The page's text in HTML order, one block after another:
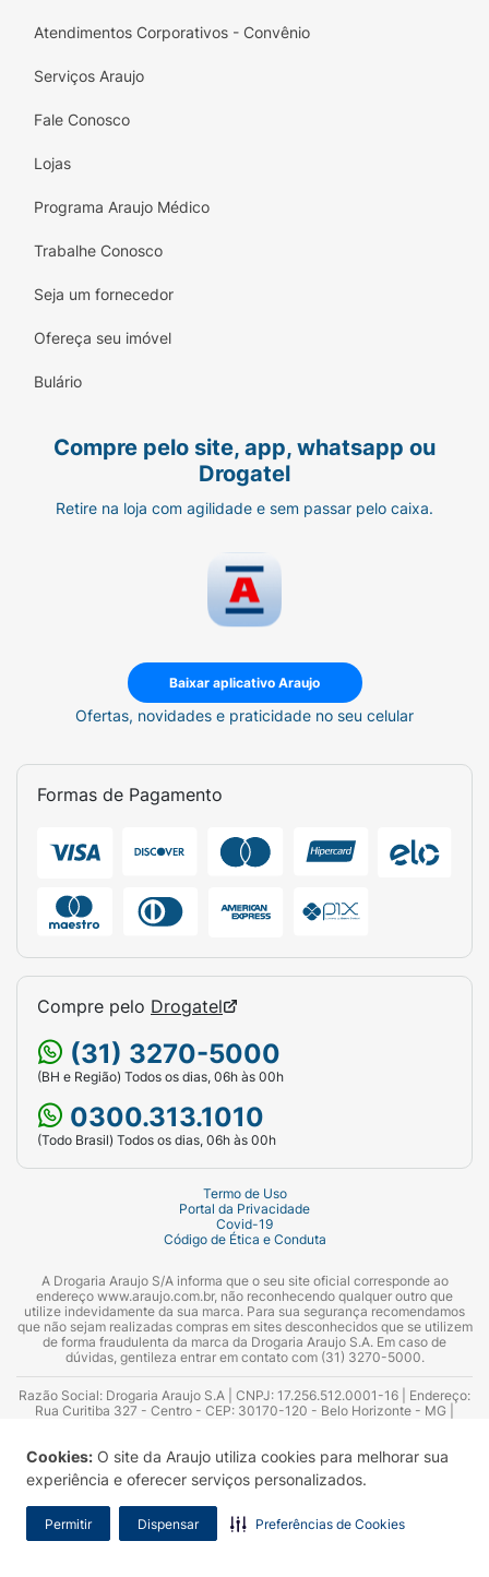
Cookies: O site da Araujo utiliza cookies para melhorar sua
experiência e oferecer serviços personalizados.
Permitir Dispensar Preferências de Cookies
Atendimentos Corporativos - Convênio
Serviços Araujo
Fale Conosco
Lojas
Programa Araujo Médico
Trabalhe Conosco
Seja um fornecedor
Ofereça seu imóvel
Bulário
Compre pelo site, app, whatsapp ou
Drogatel
Retire na loja com agilidade e sem passar pelo caixa.
Baixar aplicativo Araujo
Ofertas, novidades e praticidade no seu celular
Formas de Pagamento
Compre pelo Drogatel
(31) 3270-5000
(BH e Região) Todos os dias, 06h às 00h
0300.313.1010
(Todo Brasil) Todos os dias, 06h às 00h
Termo de Uso
Portal da Privacidade
Covid-19
Código de Ética e Conduta
A Drogaria Araujo S/A informa que o seu site oficial corresponde ao
endereço www.araujo.com.br, não reconhecendo qualquer outro que
utilize indevidamente da sua marca. Para sua segurança recomendamos
que não sejam realizadas compras em sites desconhecidos que se utilizem
de forma fraudulenta da marca da Drogaria Araujo S.A. Em caso de
dúvidas, gentileza entrar em contato com (31) 3270-5000.
Razão Social: Drogaria Araujo S.A | CNPJ: 17.256.512.0001-16 | Endereço:
Rua Curitiba 327 - Centro - CEP: 30170-120 - Belo Horizonte - MG |
Azevedo Guimarães – CRF 10.965 | Yasmin Silva Alvarenga – CRF 52.584 -
Consultor substituto: Thiago Aguiar Pinheiro - CRF Nº 13.748. Alvará
Sanitário: 2025020713 | Autorização de Funcionamento da Empresa (AFE):